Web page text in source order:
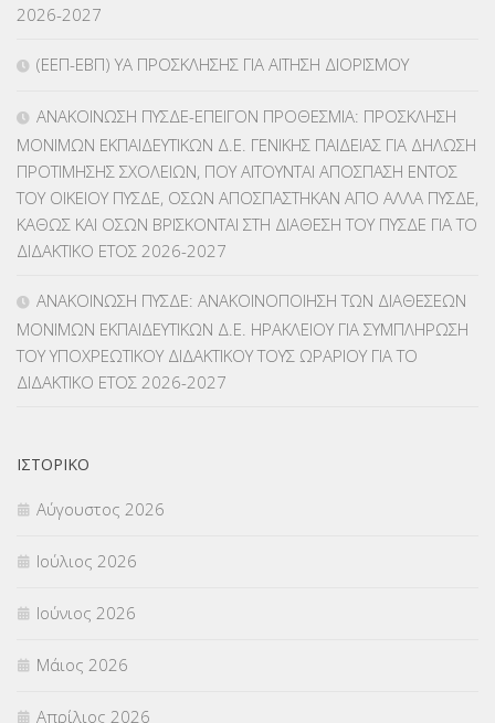
ΚΠγ – ΚΡΑΤΙΚΟ ΠΙΣΤΟΠΟΙΗΤΙΚΟ ΓΛΩΣΣΟΜΑΘΕΙΑΣ
ΚΠπ- ΚΡΑΤΙΚΟ ΠΙΣΤΟΠΟΙΗΤΙΚΟ ΠΛΗΡΟΦΟΡΙΚΗΣ(12)
ΛΟΙΠΑ(309)
ΜΑΘΗΤΕΙΑ(275)
ΜΕΤΑΘΕΣΕΙΣ-ΤΟΠΟΘΕΤΗΣΕΙΣ ΒΕΛΤΙΩΣΕΙΣ(319)
ΜΕΤΑΦΟΡΑ ΜΑΘΗΤΩΝ(3)
ΝΟΜΟΘΕΣΙΑ(66)
2026-2027
(ΕΕΠ-ΕΒΠ) ΥΑ ΠΡΟΣΚΛΗΣΗΣ ΓΙΑ ΑΙΤΗΣΗ ΔΙΟΡΙΣΜΟΥ
ΑΝΑΚΟΙΝΩΣΗ ΠΥΣΔΕ-ΕΠΕΙΓΟΝ ΠΡΟΘΕΣΜΙΑ: ΠΡΟΣΚΛΗΣΗ
ΜΟΝΙΜΩΝ ΕΚΠΑΙΔΕΥΤΙΚΩΝ Δ.Ε. ΓΕΝΙΚΗΣ ΠΑΙΔΕΙΑΣ ΓΙΑ ΔΗΛΩΣΗ
ΠΡΟΤΙΜΗΣΗΣ ΣΧΟΛΕΙΩΝ, ΠΟΥ ΑΙΤΟΥΝΤΑΙ ΑΠΟΣΠΑΣΗ ΕΝΤΟΣ
ΤΟΥ ΟΙΚΕΙΟΥ ΠΥΣΔΕ, ΟΣΩΝ ΑΠΟΣΠΑΣΤΗΚΑΝ ΑΠΟ ΑΛΛΑ ΠΥΣΔΕ,
ΚΑΘΩΣ ΚΑΙ ΟΣΩΝ ΒΡΙΣΚΟΝΤΑΙ ΣΤΗ ΔΙΑΘΕΣΗ ΤΟΥ ΠΥΣΔΕ ΓΙΑ ΤΟ
ΔΙΔΑΚΤΙΚΟ ΕΤΟΣ 2026-2027
ΑΝΑΚΟΙΝΩΣΗ ΠΥΣΔΕ: ΑΝΑΚΟΙΝΟΠΟΙΗΣΗ ΤΩΝ ΔΙΑΘΕΣΕΩΝ
ΜΟΝΙΜΩΝ ΕΚΠΑΙΔΕΥΤΙΚΩΝ Δ.Ε. ΗΡΑΚΛΕΙΟΥ ΓΙΑ ΣΥΜΠΛΗΡΩΣΗ
ΤΟΥ ΥΠΟΧΡΕΩΤΙΚΟΥ ΔΙΔΑΚΤΙΚΟΥ ΤΟΥΣ ΩΡΑΡΙΟΥ ΓΙΑ ΤΟ
ΔΙΔΑΚΤΙΚΟ ΕΤΟΣ 2026-2027
ΙΣΤΟΡΙΚΌ
Αύγουστος 2026
Ιούλιος 2026
Ιούνιος 2026
Μάιος 2026
Απρίλιος 2026